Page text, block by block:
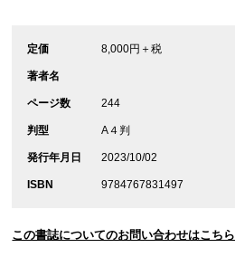
定価 8,000円＋税
著者名
ページ数 244
判型 A４判
発行年月日 2023/10/02
ISBN 9784767831497
この書誌についてのお問い合わせはこちら